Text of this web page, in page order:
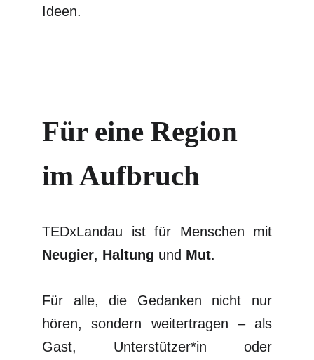
Ideen.
Für eine Region
im Aufbruch
TEDxLandau ist für Menschen mit
Neugier, Haltung und Mut.
Für alle, die Gedanken nicht nur
hören, sondern weitertragen – als
Gast, Unterstützer*in oder